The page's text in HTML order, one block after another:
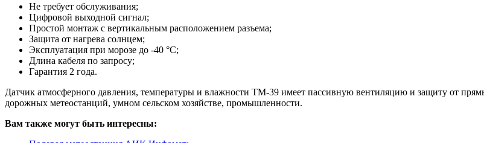
Не требует обслуживания;
Цифровой выходной сигнал;
Простой монтаж с вертикальным расположением разъема;
Защита от нагрева солнцем;
Эксплуатация при морозе до -40 °C;
Длина кабеля по запросу;
Гарантия 2 года.
Датчик атмосферного давления, температуры и влажности ТМ-39 имеет пассивную вентиляцию и защиту от
дорожных метеостанций, умном сельском хозяйстве, промышленности.
Вам также могут быть интересны: